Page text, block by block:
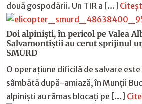
două gospodării. Un TIR a […]
Doi alpiniști, în pericol pe Valea
Salvamontiștii au cerut sprijinul
SMURD
O operațiune dificilă de salvare
sâmbătă după-amiază, în Munții
alpiniști au rămas blocați pe […]